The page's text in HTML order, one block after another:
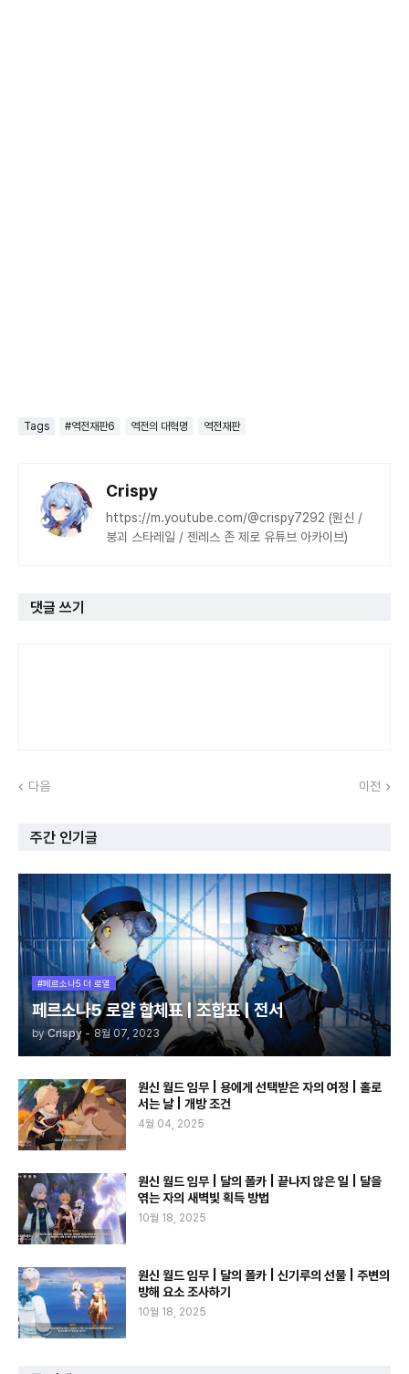
Tags #역전재판6 역전의 대혁명 역전재판
Crispy
https://m.youtube.com/@crispy7292 (원신 /
붕괴 스타레일 / 젠레스 존 제로 유튜브 아카이브)
댓글 쓰기
다음 이전
주간 인기글
#페르소나5 더 로열
페르소나5 로얄 합체표 | 조합표 | 전서
by Crispy - 8월 07, 2023
원신 월드 임무 | 용에게 선택받은 자의 여정 | 홀로
서는 날 | 개방 조건
4월 04, 2025
원신 월드 임무 | 달의 폴카 | 끝나지 않은 일 | 달을
엮는 자의 새벽빛 획득 방법
10월 18, 2025
원신 월드 임무 | 달의 폴카 | 신기루의 선물 | 주변의
방해 요소 조사하기
10월 18, 2025